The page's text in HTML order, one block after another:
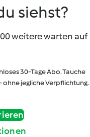
siehst?
weitere warten auf
30-Tage Abo. Tauche
jegliche Verpflichtung.